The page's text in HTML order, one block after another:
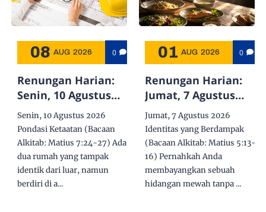
08 AUG 2026 0
Renungan Harian:
Senin, 10 Agustus
2026 - Pondasi
Ketaatan
Senin, 10 Agustus 2026
Pondasi Ketaatan (Bacaan
Alkitab:Matius 7:24-27) Ada
dua rumah yang tampak
identik dari luar, namun
berdiri di a...
01 AUG 2026 0
Renungan Harian:
Jumat, 7 Agustus
2026 - Identitas yang
Berdampak
Jumat, 7 Agustus 2026
Identitas yang Berdampak
(Bacaan Alkitab:Matius 5:13-
16) Pernahkah Anda
membayangkan sebuah
hidangan mewah tanpa ...